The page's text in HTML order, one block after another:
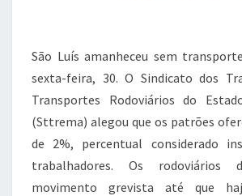
e
b
o
o
k
te
r
s
A
p
p
São Luís amanheceu sem
sexta-feira, 30. O Sindicato dos
Transportes Rodoviários do
(Sttrema) alegou que os patrões
de 2%, percentual considerado
trabalhadores. Os rodoviários
movimento grevista até que